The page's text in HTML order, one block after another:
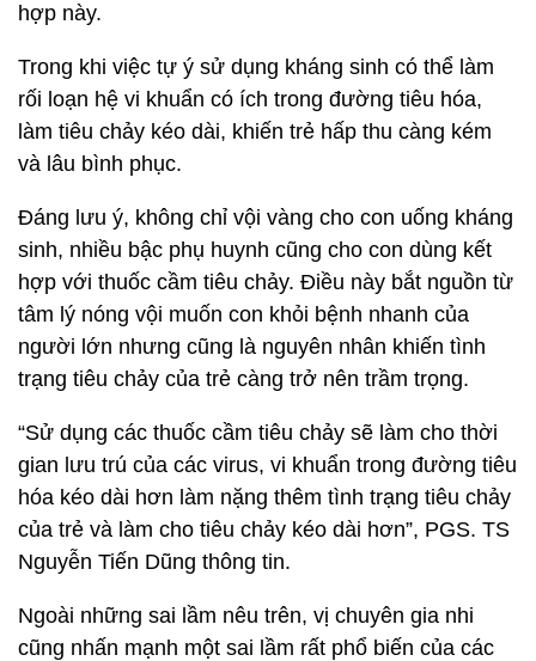
hợp này.
Trong khi việc tự ý sử dụng kháng sinh có thể làm
rối loạn hệ vi khuẩn có ích trong đường tiêu hóa,
làm tiêu chảy kéo dài, khiến trẻ hấp thu càng kém
và lâu bình phục.
Đáng lưu ý, không chỉ vội vàng cho con uống kháng
sinh, nhiều bậc phụ huynh cũng cho con dùng kết
hợp với thuốc cầm tiêu chảy. Điều này bắt nguồn từ
tâm lý nóng vội muốn con khỏi bệnh nhanh của
người lớn nhưng cũng là nguyên nhân khiến tình
trạng tiêu chảy của trẻ càng trở nên trầm trọng.
“Sử dụng các thuốc cầm tiêu chảy sẽ làm cho thời
gian lưu trú của các virus, vi khuẩn trong đường tiêu
hóa kéo dài hơn làm nặng thêm tình trạng tiêu chảy
của trẻ và làm cho tiêu chảy kéo dài hơn”, PGS. TS
Nguyễn Tiến Dũng thông tin.
Ngoài những sai lầm nêu trên, vị chuyên gia nhi
cũng nhấn mạnh một sai lầm rất phổ biến của các